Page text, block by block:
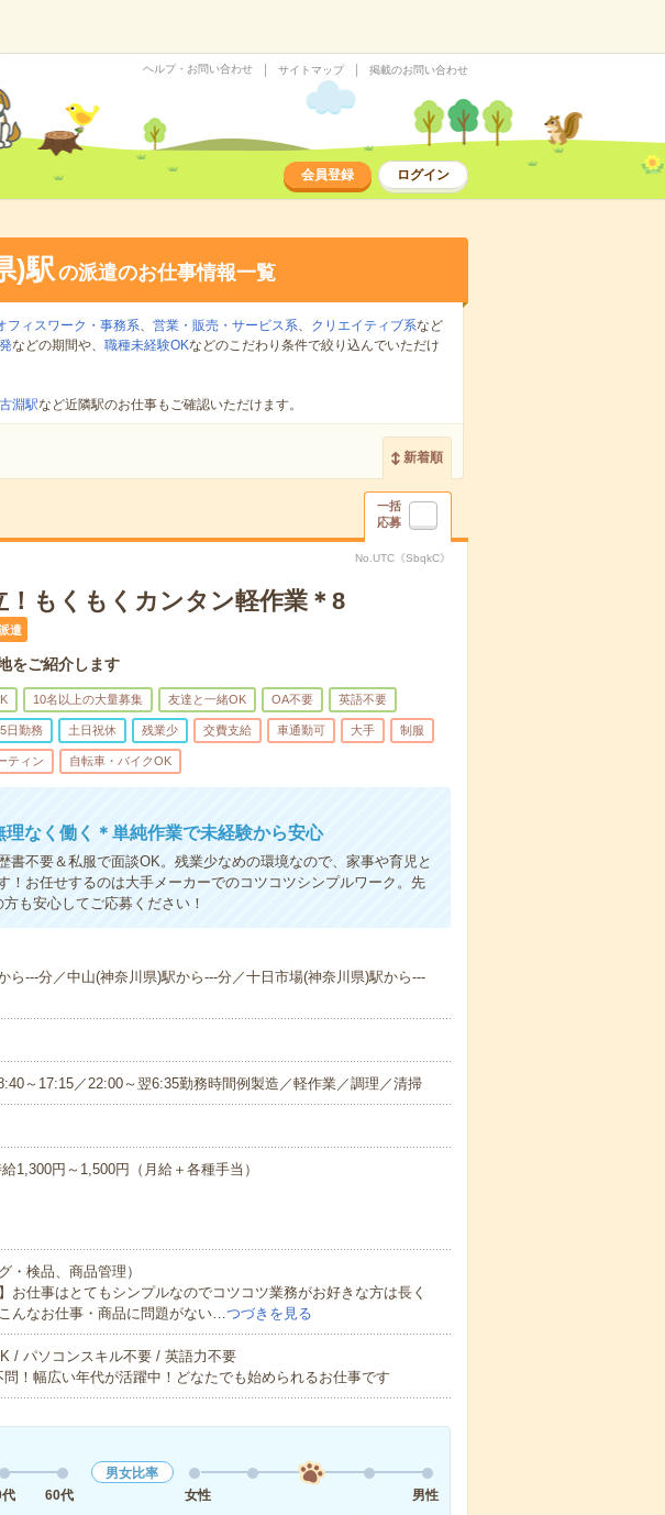
ヘルプ・お問い合わせ サイトマップ 掲載のお問い合わせ
会員登録 ログイン
)駅の派遣のお仕事情報一覧
フィスワーク・事務系、 営業・販売・サービス系、 クリエイティブ系など
などの期間や、 職種未経験OKなどのこだわり条件で絞り込んでいただけ
古淵駅など近隣駅のお仕事もご確認いただけます。
新着順
一括
応募
No.UTC《SbqkC》
！もくもくカンタン軽作業＊8
遣
をご紹介します
10名以上の大量募集 友達と一緒OK OA不要 英語不要
日勤務 土日祝休 残業少 交費支給 車通勤可 大手 制服
ティン 自転車・バイクOK
なく働く＊単純作業で未経験から安心
書不要＆私服で面談OK。残業少なめの環境なので、家事や育児と
！お任せするのは大手メーカーでのコツコツシンプルワーク。先
も安心してご応募ください！
ら---分／中山(神奈川県)駅から---分／十日市場(神奈川県)駅から---
～17:15／22:00～翌6:35勤務時間例製造／軽作業／調理／清掃
1,300円～1,500円（月給＋各種手当）
・検品、商品管理）
お仕事はとてもシンプルなのでコツコツ業務がお好きな方は長く
んなお仕事・商品に問題がない…つづきを見る
/ パソコンスキル不要 / 英語力不要
！幅広い年代が活躍中！どなたでも始められるお仕事です
60代
男女比率
女性
男性